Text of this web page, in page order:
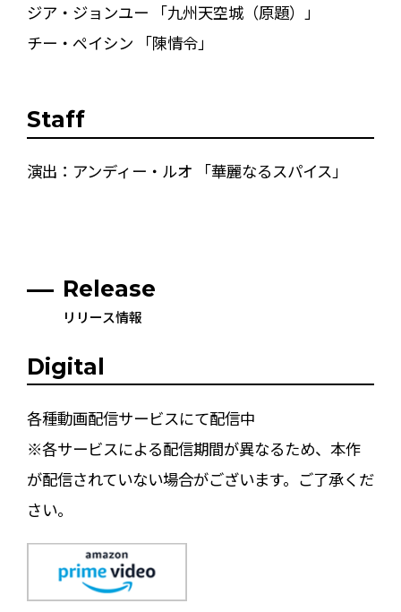
ジア・ジョンユー 「九州天空城（原題）」
チー・ペイシン 「陳情令」
Staff
演出：アンディー・ルオ 「華麗なるスパイス」
Release
リリース情報
Digital
各種動画配信サービスにて配信中
※各サービスによる配信期間が異なるため、本作
が配信されていない場合がございます。ご了承くだ
さい。